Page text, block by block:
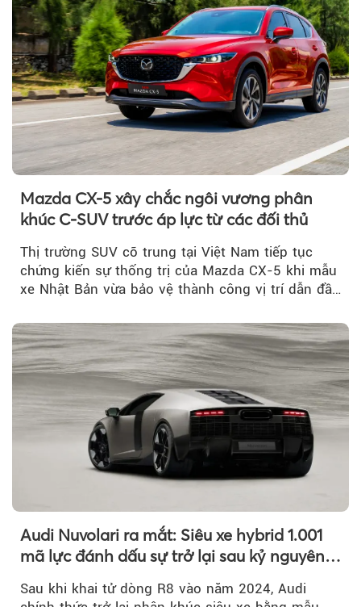
Mazda CX-5 xây chắc ngôi vương phân
khúc C-SUV trước áp lực từ các đối thủ
Thị trường SUV cỡ trung tại Việt Nam tiếp tục
chứng kiến sự thống trị của Mazda CX-5 khi mẫu
xe Nhật Bản vừa bảo vệ thành công vị trí dẫn đầu
Audi Nuvolari ra mắt: Siêu xe hybrid 1.001
mã lực đánh dấu sự trở lại sau kỷ nguyên
Sau khi khai tử dòng R8 vào năm 2024, Audi